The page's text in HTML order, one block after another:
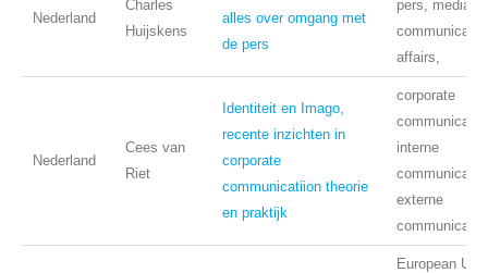
Nederland
Charles
Huijskens
alles over omgang met
de pers
pers,
affairs,
Nederland
Cees van
Riet
Identiteit en Imago,
recente inzichten in
corporate
communicatiion theorie
en praktijk
corporate
interne
communicatie,
externe
communicatie,
European